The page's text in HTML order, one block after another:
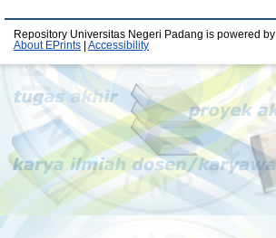
Repository Universitas Negeri Padang is powered by
About EPrints
Accessibility